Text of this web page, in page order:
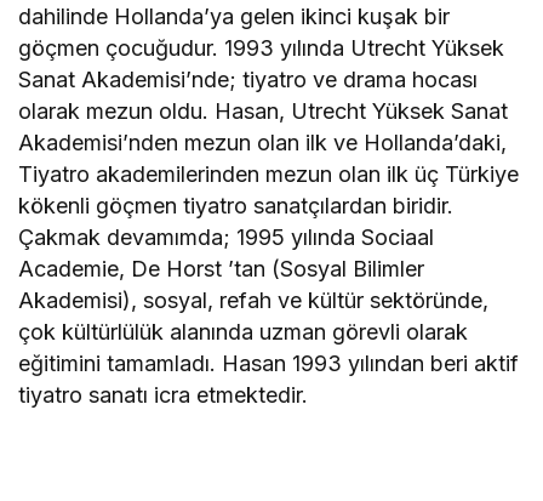
dahilinde Hollanda’ya gelen ikinci kuşak bir
göçmen çocuğudur. 1993 yılında Utrecht Yüksek
Sanat Akademisi’nde; tiyatro ve drama hocası
olarak mezun oldu. Hasan, Utrecht Yüksek Sanat
Akademisi’nden mezun olan ilk ve Hollanda’daki,
Tiyatro akademilerinden mezun olan ilk üç Türkiye
kökenli göçmen tiyatro sanatçılardan biridir.
Çakmak devamımda; 1995 yılında Sociaal
Academie, De Horst ’tan (Sosyal Bilimler
Akademisi), sosyal, refah ve kültür sektöründe,
çok kültürlülük alanında uzman görevli olarak
eğitimini tamamladı. Hasan 1993 yılından beri aktif
tiyatro sanatı icra etmektedir.